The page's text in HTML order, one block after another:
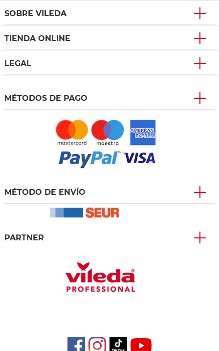
SOBRE VILEDA
TIENDA ONLINE
LEGAL
MÉTODOS DE PAGO
MÉTODO DE ENVÍO
PARTNER